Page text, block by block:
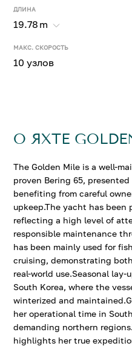
ДЛИНА
19.78 m
МАКС. СКОРОСТЬ
10 узлов
О ЯХТЕ
The Golden Mile is a well-
proven Bering 65,
benefiting from careful
upkeep.The yacht has been
reflecting a high level of
responsible maintenance
has been mainly used for
cruising, demonstrating
real-world use.Seasonal
South Korea, where the
winterized and
her operational time in
demanding northern
highlights her true